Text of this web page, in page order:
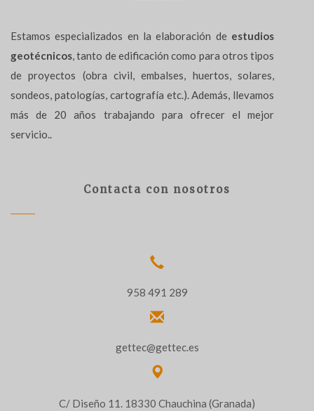
Estamos especializados en la elaboración de estudios
geotécnicos, tanto de edificación como para otros tipos
de proyectos (obra civil, embalses, huertos, solares,
sondeos, patologías, cartografía etc.). Además, llevamos
más de 20 años trabajando para ofrecer el mejor
servicio..
Contacta con nosotros
958 491 289
gettec@gettec.es
C/ Diseño 11. 18330 Chauchina (Granada)